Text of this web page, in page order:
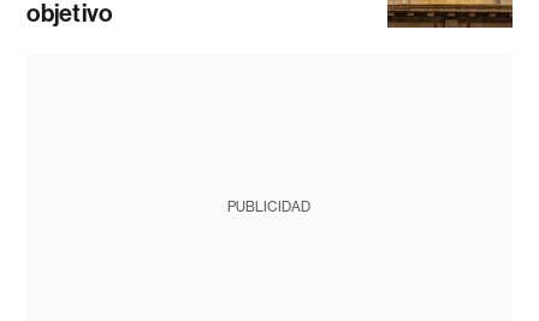
objetivo
PUBLICIDAD